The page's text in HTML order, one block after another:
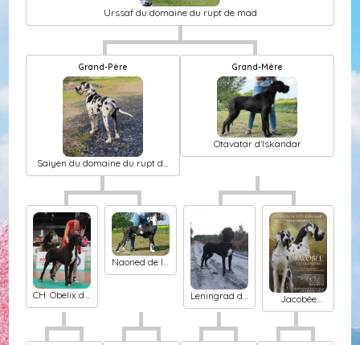
Urssaf du domaine du rupt de mad
Grand-Père
Saiyen du domaine du rupt de
mad
Grand-Mère
Otavatar d'Iskandar
CH. Obelix du
domaine du
Naoned de la
Benjamine
Leningrad dit
légolas du
géants
Jacobée
d'Iskandar